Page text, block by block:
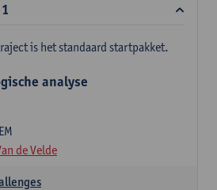
is het standaard startpakket.
analyse
de Velde